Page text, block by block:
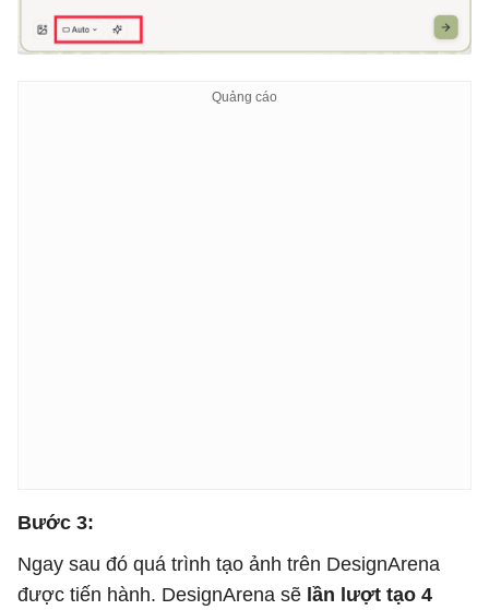
Bước 3:
Ngay sau đó quá trình tạo ảnh trên DesignArena
được tiến hành. DesignArena sẽ lần lượt tạo 4